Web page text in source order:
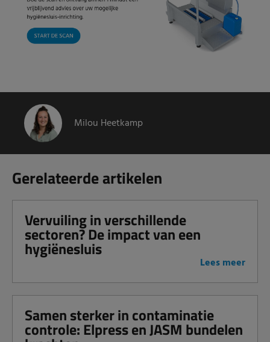
Milou Heetkamp
Gerelateerde artikelen
Vervuiling in verschillende
sectoren? De impact van een
hygiënesluis
Lees meer
Samen sterker in contaminatie
controle: Elpress en JASM bundelen